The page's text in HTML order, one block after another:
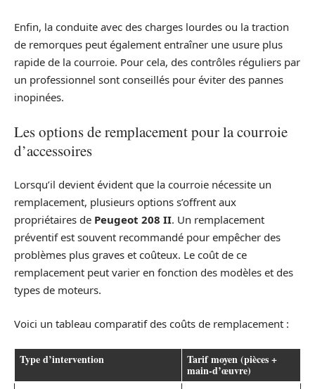
Enfin, la conduite avec des charges lourdes ou la traction
de remorques peut également entraîner une usure plus
rapide de la courroie. Pour cela, des contrôles réguliers par
un professionnel sont conseillés pour éviter des pannes
inopinées.
Les options de remplacement pour la courroie
d’accessoires
Lorsqu’il devient évident que la courroie nécessite un
remplacement, plusieurs options s’offrent aux
propriétaires de Peugeot 208 II. Un remplacement
préventif est souvent recommandé pour empêcher des
problèmes plus graves et coûteux. Le coût de ce
remplacement peut varier en fonction des modèles et des
types de moteurs.
Voici un tableau comparatif des coûts de remplacement :
Type d’intervention Tarif moyen (pièces +
main-d’œuvre)